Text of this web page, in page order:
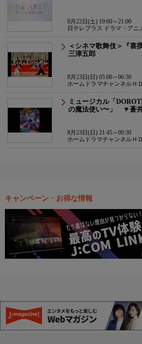
8月22日(土) 19:00～21:00
日テレプラス ドラマ・アニ
＜シネマ歌舞伎＞『
三津五郎
8月23日(日) 05:00～06:30
ホームドラマチャンネルＨ
ミュージカル「
の魔法使い〜」 ▼蒼
8月23日(日) 21:45～00:30
ホームドラマチャンネルＨ
キャンペーン・お得な情報